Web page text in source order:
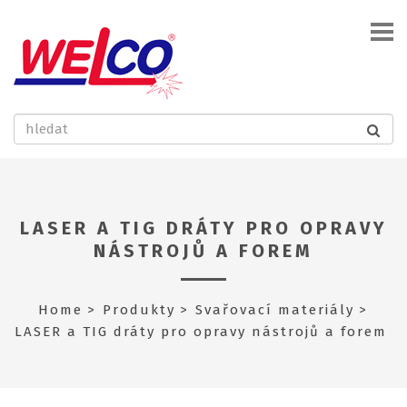
LASER A TIG DRÁTY PRO OPRAVY
NÁSTROJŮ A FOREM
Home Produkty
Svařovací materiály
LASER a TIG dráty pro opravy nástrojů a forem